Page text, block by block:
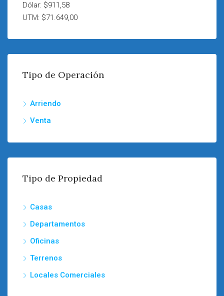
Dólar: $911,58
UTM: $71.649,00
Tipo de Operación
Arriendo
Venta
Tipo de Propiedad
Casas
Departamentos
Oficinas
Terrenos
Locales Comerciales